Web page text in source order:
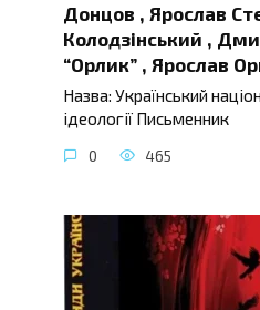
Донцов , Ярослав
Колодзінський ,
“Орлик” , Ярослав
Назва: Український
ідеології Письменник
0 465